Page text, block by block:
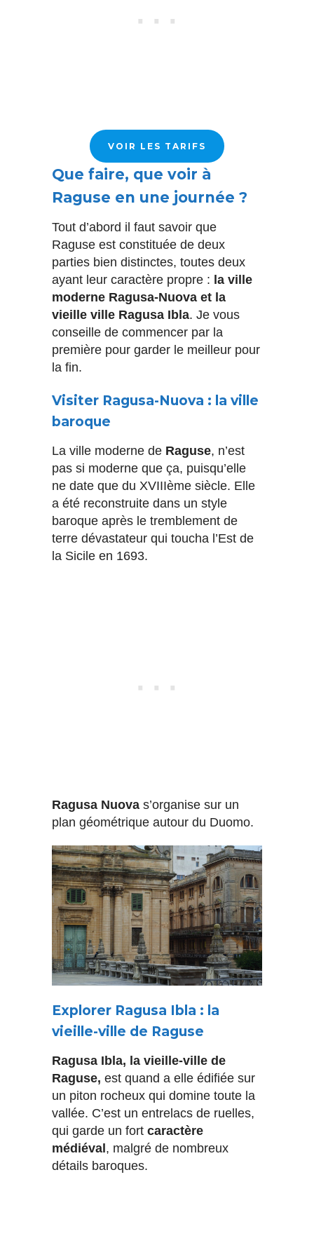
VOIR LES TARIFS
Que faire, que voir à
Raguse en une journée ?
Tout d’abord il faut savoir que
Raguse est constituée de deux
parties bien distinctes, toutes deux
ayant leur caractère propre : la ville
moderne Ragusa-Nuova et la
vieille ville Ragusa Ibla. Je vous
conseille de commencer par la
première pour garder le meilleur pour
la fin.
Visiter Ragusa-Nuova : la ville
baroque
La ville moderne de Raguse, n’est
pas si moderne que ça, puisqu’elle
ne date que du XVIIIème siècle. Elle
a été reconstruite dans un style
baroque après le tremblement de
terre dévastateur qui toucha l’Est de
la Sicile en 1693.
Ragusa Nuova s’organise sur un
plan géométrique autour du Duomo.
Explorer Ragusa Ibla : la
vieille-ville de Raguse
Ragusa Ibla, la vieille-ville de
Raguse, est quand a elle édifiée sur
un piton rocheux qui domine toute la
vallée. C’est un entrelacs de ruelles,
qui garde un fort caractère
médiéval, malgré de nombreux
détails baroques.